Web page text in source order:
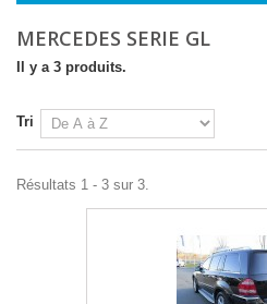
MERCEDES SERIE GL
Il y a 3 produits.
Tri
Résultats 1 - 3 sur 3.